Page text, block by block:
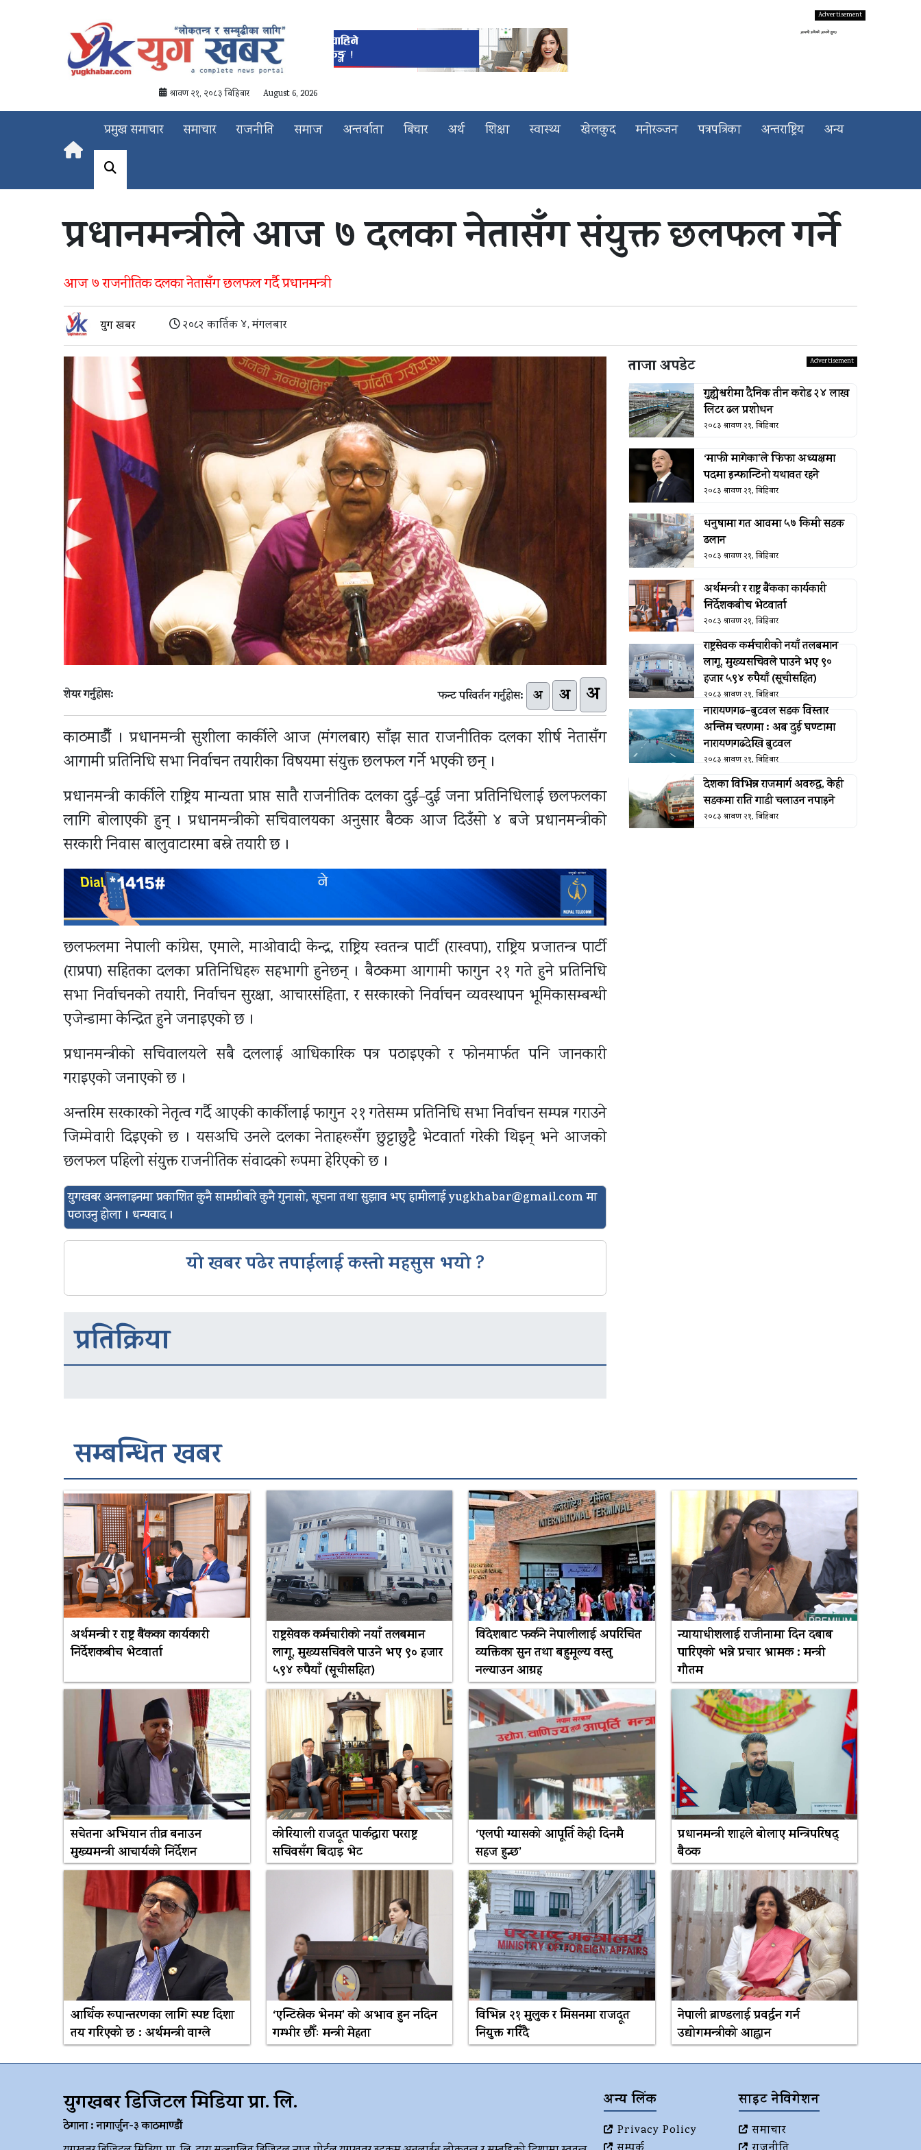
श्रावण २१, २०८३ बिहिबार August 6, 2026
प्रमुख समाचार समाचार राजनीति समाज अन्तर्वाता बिचार अर्थ शिक्षा स्वास्थ्य खेलकुद मनोरञ्जन पत्रपत्रिका अन्तराष्ट्रिय अन्य
प्रधानमन्त्रीले आज ७ दलका नेतासँग संयुक्त छलफल गर्ने
आज ७ राजनीतिक दलका नेतासँग छलफल गर्दै प्रधानमन्त्री
युग खबर २०८२ कार्तिक ४, मंगलबार
शेयर गर्नुहोस: फन्ट परिवर्तन गर्नुहोस: अ अ अ
काठमाडौँ । प्रधानमन्त्री सुशीला कार्कीले आज (मंगलबार) साँझ सात राजनीतिक दलका शीर्ष नेतासँग
आगामी प्रतिनिधि सभा निर्वाचन तयारीका विषयमा संयुक्त छलफल गर्ने भएकी छन् ।
प्रधानमन्त्री कार्कीले राष्ट्रिय मान्यता प्राप्त सातै राजनीतिक दलका दुई–दुई जना प्रतिनिधिलाई छलफलका
लागि बोलाएकी हुन् । प्रधानमन्त्रीको सचिवालयका अनुसार बैठक आज दिउँसो ४ बजे प्रधानमन्त्रीको
सरकारी निवास बालुवाटारमा बस्ने तयारी छ ।
छलफलमा नेपाली कांग्रेस, एमाले, माओवादी केन्द्र, राष्ट्रिय स्वतन्त्र पार्टी (रास्वपा), राष्ट्रिय प्रजातन्त्र पार्टी
(राप्रपा) सहितका दलका प्रतिनिधिहरू सहभागी हुनेछन् । बैठकमा आगामी फागुन २१ गते हुने प्रतिनिधि
सभा निर्वाचनको तयारी, निर्वाचन सुरक्षा, आचारसंहिता, र सरकारको निर्वाचन व्यवस्थापन भूमिकासम्बन्धी
एजेन्डामा केन्द्रित हुने जनाइएको छ ।
प्रधानमन्त्रीको सचिवालयले सबै दललाई आधिकारिक पत्र पठाइएको र फोनमार्फत पनि जानकारी
गराइएको जनाएको छ ।
अन्तरिम सरकारको नेतृत्व गर्दै आएकी कार्कीलाई फागुन २१ गतेसम्म प्रतिनिधि सभा निर्वाचन सम्पन्न गराउने
जिम्मेवारी दिइएको छ । यसअघि उनले दलका नेताहरूसँग छुट्टाछुट्टै भेटवार्ता गरेकी थिइन् भने आजको
छलफल पहिलो संयुक्त राजनीतिक संवादको रूपमा हेरिएको छ ।
युगखबर अनलाइनमा प्रकाशित कुनै सामग्रीबारे कुनै गुनासो, सूचना तथा सुझाव भए हामीलाईyugkhabar@gmail.comमा
पठाउनु होला । धन्यवाद ।
यो खबर पढेर तपाईलाई कस्तो महसुस भयो ?
प्रतिक्रिया
ताजा अपडेट
गुह्येश्वरीमा दैनिक तीन करोड २४ लाख
लिटर ढल प्रशोधन
२०८३ श्रावण २१, बिहिबार
‘माफी मागेका’ले फिफा अध्यक्षमा
पदमा इन्फान्टिनो यथावत रहने
२०८३ श्रावण २१, बिहिबार
धनुषामा गत आवमा ५७ किमी सडक
ढलान
२०८३ श्रावण २१, बिहिबार
अर्थमन्त्री र राष्ट्र बैंकका कार्यकारी
निर्देशकबीच भेटवार्ता
२०८३ श्रावण २१, बिहिबार
राष्ट्रसेवक कर्मचारीको नयाँ तलबमान
लागू, मुख्यसचिवले पाउने भए ९०
हजार ५९४ रुपैयाँ (सूचीसहित)
२०८३ श्रावण २१, बिहिबार
नारायणगढ–बुटवल सडक विस्तार
अन्तिम चरणमा : अब दुई घण्टामा
नारायणगढदेखि बुटवल
२०८३ श्रावण २१, बिहिबार
देशका विभिन्न राजमार्ग अवरुद्ध, केही
सडकमा राति गाडी चलाउन नपाइने
२०८३ श्रावण २१, बिहिबार
सम्बन्धित खबर
अर्थमन्त्री र राष्ट्र बैंकका कार्यकारी
निर्देशकबीच भेटवार्ता
राष्ट्रसेवक कर्मचारीको नयाँ तलबमान
लागू, मुख्यसचिवले पाउने भए ९० हजार
५९४ रुपैयाँ (सूचीसहित)
विदेशबाट फर्कने नेपालीलाई अपरिचित
व्यक्तिका सुन तथा बहुमूल्य वस्तु
नल्याउन आग्रह
न्यायाधीशलाई राजीनामा दिन दबाब
पारिएको भन्ने प्रचार भ्रामक : मन्त्री
गौतम
सचेतना अभियान तीव्र बनाउन
मुख्यमन्त्री आचार्यको निर्देशन
कोरियाली राजदूत पार्कद्वारा परराष्ट्र
सचिवसँग बिदाइ भेट
‘एलपी ग्यासको आपूर्ति केही दिनमै
सहज हुन्छ’
प्रधानमन्त्री शाहले बोलाए मन्त्रिपरिषद्
बैठक
आर्थिक रूपान्तरणका लागि स्पष्ट दिशा
तय गरिएको छ : अर्थमन्त्री वाग्ले
‘एन्टिस्नेक भेनम’ को अभाव हुन नदिन
गम्भीर छौँः मन्त्री मेहता
विभिन्न २१ मुलुक र मिसनमा राजदूत
नियुक्त गरिँदै
नेपाली ब्राण्डलाई प्रवर्द्धन गर्न
उद्योगमन्त्रीको आह्वान
युगखबर डिजिटल मिडिया प्रा. लि.
ठेगाना : नागार्जुन-३ काठमाण्डौं
अन्य लिंक
Privacy Policy
साइट नेविगेशन
समाचार